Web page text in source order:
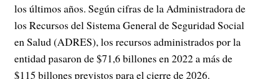
los últimos años. Según cifras de la Administradora de
los Recursos del Sistema General de Seguridad Social
en Salud (ADRES), los recursos administrados por la
entidad pasaron de $71,6 billones en 2022 a más de
$115 billones previstos para el cierre de 2026.